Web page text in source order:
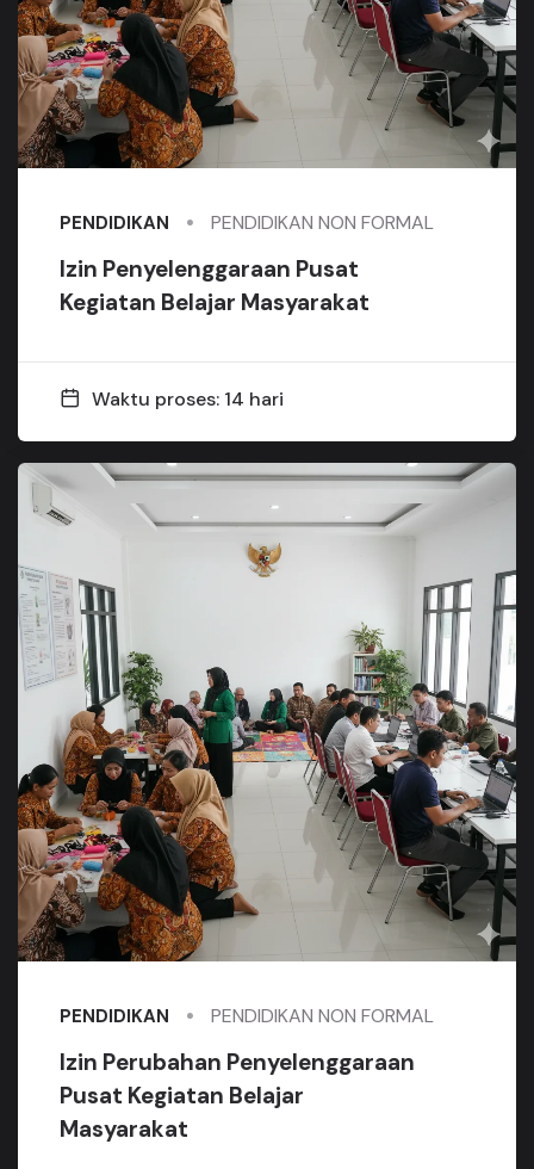
PENDIDIKAN PENDIDIKAN NON FORMAL
Izin Penyelenggaraan Pusat
Kegiatan Belajar Masyarakat
Waktu proses: 14 hari
PENDIDIKAN PENDIDIKAN NON FORMAL
Izin Perubahan Penyelenggaraan
Pusat Kegiatan Belajar
Masyarakat